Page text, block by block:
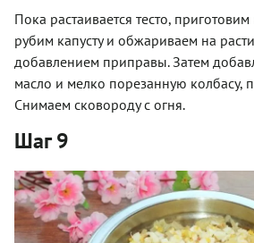
Пока растаивается тесто,
рубим капусту и обжариваем на
добавлением приправы. Затем
масло и мелко порезанную колбасу,
Снимаем сковороду с огня.
Шаг 9